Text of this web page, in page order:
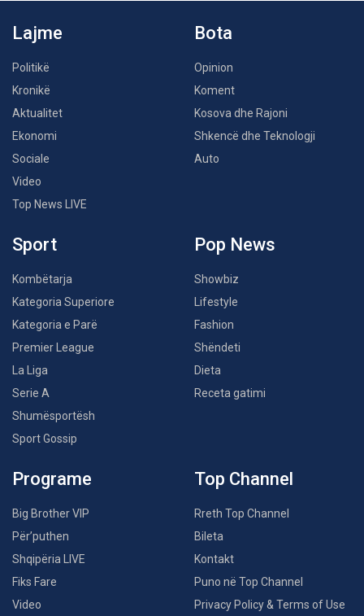
Lajme
Politikë
Kronikë
Aktualitet
Ekonomi
Sociale
Video
Top News LIVE
Bota
Opinion
Koment
Kosova dhe Rajoni
Shkencë dhe Teknologji
Auto
Sport
Kombëtarja
Kategoria Superiore
Kategoria e Parë
Premier League
La Liga
Serie A
Shumësportësh
Sport Gossip
Pop News
Showbiz
Lifestyle
Fashion
Shëndeti
Dieta
Receta gatimi
Programe
Big Brother VIP
Për’puthen
Shqipëria LIVE
Fiks Fare
Video
Top Channel
Rreth Top Channel
Bileta
Kontakt
Puno në Top Channel
Privacy Policy & Terms of Use